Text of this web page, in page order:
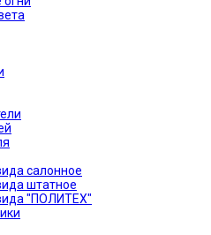
салонное
штатное
"ПОЛИТЕХ"